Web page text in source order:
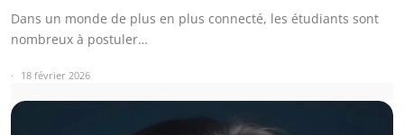
Dans un monde de plus en plus connecté, les étudiants sont
nombreux à postuler…
18 février 2026